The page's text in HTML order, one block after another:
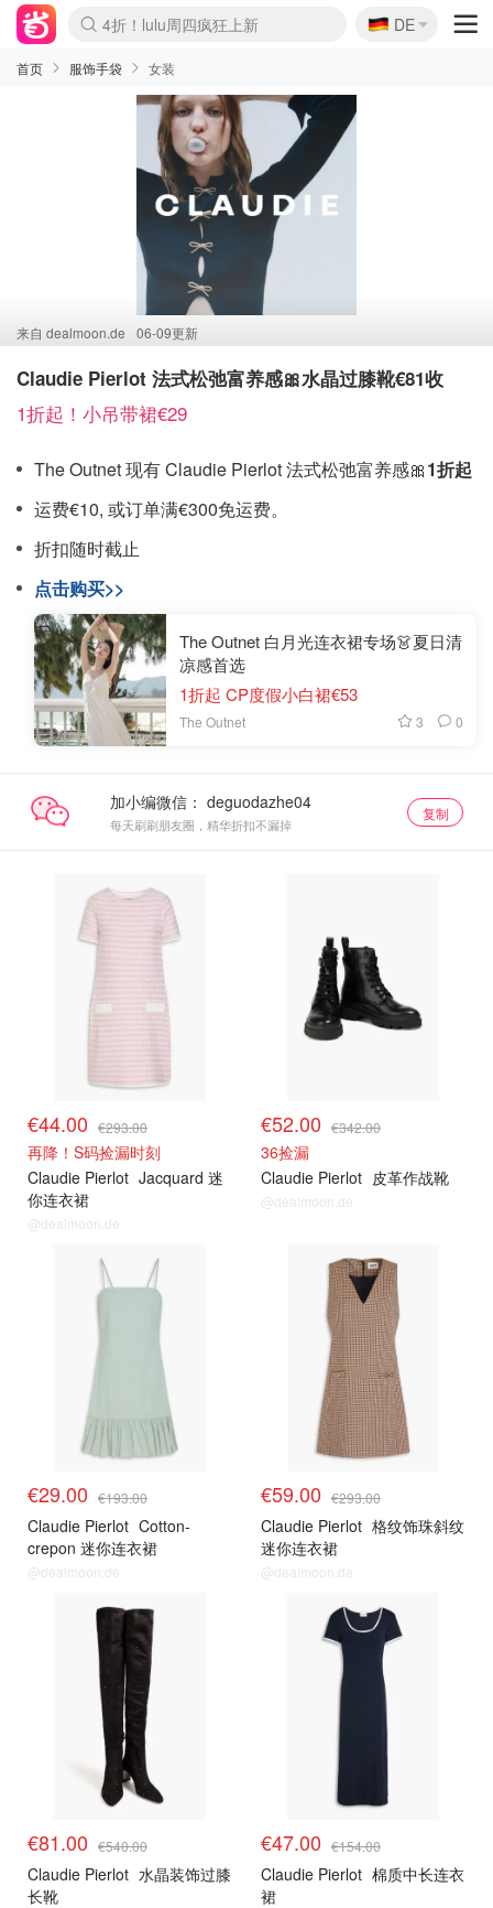
Boticinal 夏促开抢！
4折！lulu周四疯狂上新
还没结束！&OtherStories大促
Joybuy变相75折 随时失效
速领！Stanley独家85折
疑似霸哥！Camper额外叠85折
Zalando 奥莱闪促！每日更新
Moncler反季囤！5折起+叠9折
Coach Brooklyn仅€192
🇩🇪
DE
首页 服饰手袋 女装
来自 dealmoon.de 06-09更新
Claudie Pierlot 法式松弛富养感🎀水晶过膝靴€81收
1折起！小吊带裙€29
The Outnet 现有 Claudie Pierlot 法式松弛富养感🎀1折起
运费€10, 或订单满€300免运费。
折扣随时截止
点击购买>>
The Outnet 白月光连衣裙专场👗夏日清
凉感首选
1折起 CP度假小白裙€53
The Outnet 3 0
加小编微信：
每天刷刷朋友圈，精华折扣不漏掉
复制
€44.00 €293.00
再降！S码捡漏时刻
Claudie Pierlot Jacquard 迷
你连衣裙
@dealmoon.de
€52.00 €342.00
36捡漏
Claudie Pierlot 皮革作战靴
@dealmoon.de
€29.00 €193.00
Claudie Pierlot Cotton-
crepon 迷你连衣裙
@dealmoon.de
€59.00 €293.00
Claudie Pierlot 格纹饰珠斜纹
迷你连衣裙
@dealmoon.de
€81.00 €540.00
Claudie Pierlot 水晶装饰过膝
长靴
€47.00 €154.00
Claudie Pierlot 棉质中长连衣
裙